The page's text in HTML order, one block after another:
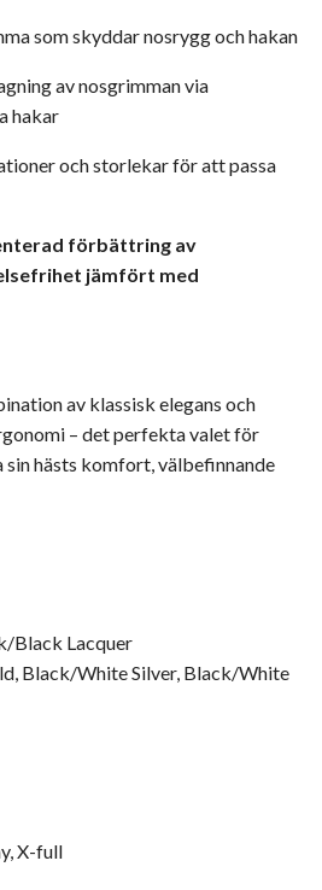
som skyddar nosrygg och hakan
av nosgrimman via
hakar
och storlekar för att passa
förbättring av
jämfört med
av klassisk elegans och
– det perfekta valet för
hästs komfort, välbefinnande
Black Lacquer
Black/White Silver, Black/White
X-full